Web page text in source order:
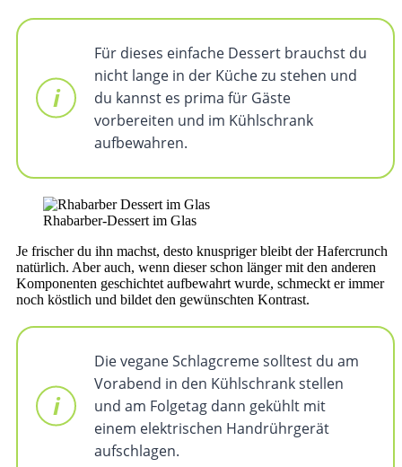
Für dieses einfache Dessert brauchst du
nicht lange in der Küche zu stehen und
du kannst es prima für Gäste
vorbereiten und im Kühlschrank
aufbewahren.
Rhabarber-Dessert im Glas
Je frischer du ihn machst, desto knuspriger bleibt der Hafercrunch
natürlich. Aber auch, wenn dieser schon länger mit den anderen
Komponenten geschichtet aufbewahrt wurde, schmeckt er immer
noch köstlich und bildet den gewünschten Kontrast.
Die vegane Schlagcreme solltest du am
Vorabend in den Kühlschrank stellen
und am Folgetag dann gekühlt mit
einem elektrischen Handrührgerät
aufschlagen.